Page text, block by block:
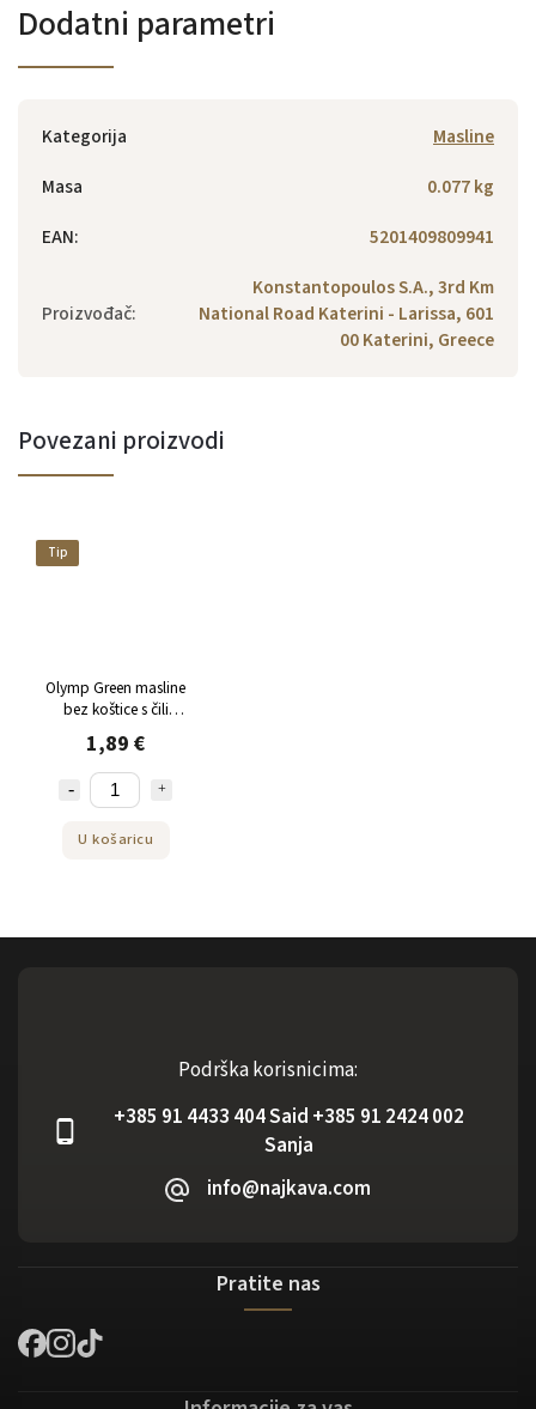
Dodatni parametri
Kategorija
Masline
Masa
0.077 kg
EAN: 5201409809941
Proizvođač:
Konstantopoulos S.A., 3rd Km
National Road Katerini - Larissa, 601
00 Katerini, Greece
Povezani proizvodi
Tip
Olymp Green masline
bez koštice s čili
papričicom i začinskim
biljem 70g
1,89 €
U košaricu
Podrška korisnicima:
+385 91 4433 404 Said +385 91 2424 002
Sanja
info@najkava.com
Pratite nas